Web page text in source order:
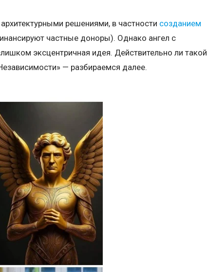
решениями, в частности созданием
частные доноры). Однако ангел с
эксцентричная идея. Действительно ли такой
— разбираемся далее.